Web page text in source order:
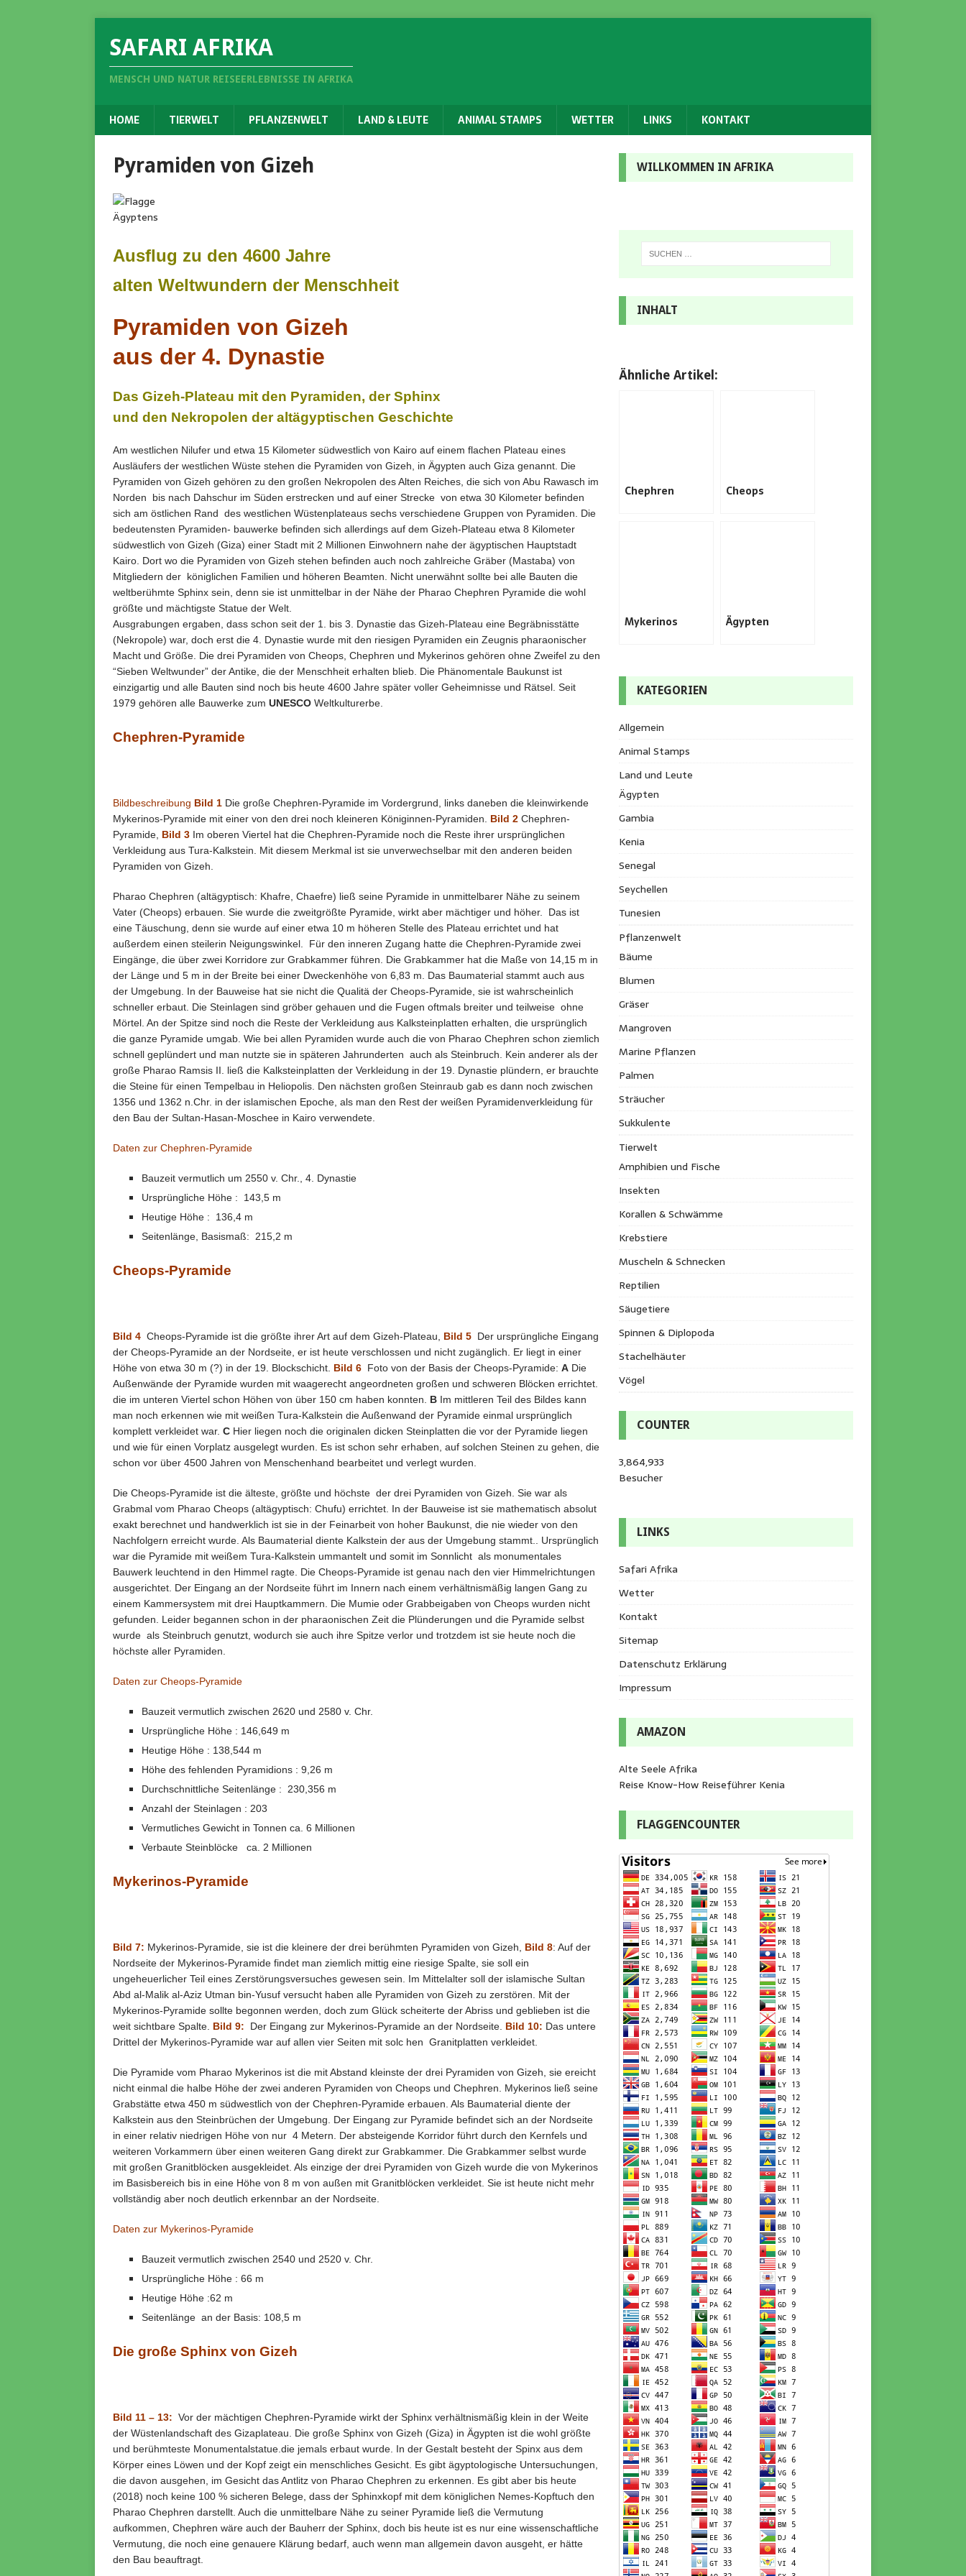
SAFARI AFRIKA
MENSCH UND NATUR REISEERLEBNISSE IN AFRIKA
HOME TIERWELT PFLANZENWELT LAND & LEUTE ANIMAL STAMPS WETTER LINKS KONTAKT
Pyramiden von Gizeh
Ausflug zu den 4600 Jahre
alten Weltwundern der Menschheit
Pyramiden von Gizeh
aus der 4. Dynastie
Das Gizeh-Plateau mit den Pyramiden, der Sphinx
und den Nekropolen der altägyptischen Geschichte
Am westlichen Nilufer und etwa 15 Kilometer südwestlich von Kairo auf einem flachen Plateau eines
Ausläufers der westlichen Wüste stehen die Pyramiden von Gizeh, in Ägypten auch Giza genannt. Die
Pyramiden von Gizeh gehören zu den großen Nekropolen des Alten Reiches, die sich von Abu Rawasch im
Norden bis nach Dahschur im Süden erstrecken und auf einer Strecke von etwa 30 Kilometer befinden
sich am östlichen Rand des westlichen Wüstenplateaus sechs verschiedene Gruppen von Pyramiden. Die
bedeutensten Pyramiden- bauwerke befinden sich allerdings auf dem Gizeh-Plateau etwa 8 Kilometer
südwestlich von Gizeh (Giza) einer Stadt mit 2 Millionen Einwohnern nahe der ägyptischen Hauptstadt
Kairo. Dort wo die Pyramiden von Gizeh stehen befinden auch noch zahlreiche Gräber (Mastaba) von
Mitgliedern der königlichen Familien und höheren Beamten. Nicht unerwähnt sollte bei alle Bauten die
weltberühmte Sphinx sein, denn sie ist unmittelbar in der Nähe der Pharao Chephren Pyramide die wohl
größte und mächtigste Statue der Welt.
Ausgrabungen ergaben, dass schon seit der 1. bis 3. Dynastie das Gizeh-Plateau eine Begräbnisstätte
(Nekropole) war, doch erst die 4. Dynastie wurde mit den riesigen Pyramiden ein Zeugnis pharaonischer
Macht und Größe. Die drei Pyramiden von Cheops, Chephren und Mykerinos gehören ohne Zweifel zu den
“Sieben Weltwunder” der Antike, die der Menschheit erhalten blieb. Die Phänomentale Baukunst ist
einzigartig und alle Bauten sind noch bis heute 4600 Jahre später voller Geheimnisse und Rätsel. Seit
1979 gehören alle Bauwerke zum UNESCO Weltkulturerbe.
Chephren-Pyramide
Bildbeschreibung Bild 1 Die große Chephren-Pyramide im Vordergrund, links daneben die kleinwirkende
Mykerinos-Pyramide mit einer von den drei noch kleineren Königinnen-Pyramiden. Bild 2 Chephren-
Pyramide, Bild 3 Im oberen Viertel hat die Chephren-Pyramide noch die Reste ihrer ursprünglichen
Verkleidung aus Tura-Kalkstein. Mit diesem Merkmal ist sie unverwechselbar mit den anderen beiden
Pyramiden von Gizeh.
Pharao Chephren (altägyptisch: Khafre, Chaefre) ließ seine Pyramide in unmittelbarer Nähe zu seinem
Vater (Cheops) erbauen. Sie wurde die zweitgrößte Pyramide, wirkt aber mächtiger und höher. Das ist
eine Täuschung, denn sie wurde auf einer etwa 10 m höheren Stelle des Plateau errichtet und hat
außerdem einen steilerin Neigungswinkel. Für den inneren Zugang hatte die Chephren-Pyramide zwei
Eingänge, die über zwei Korridore zur Grabkammer führen. Die Grabkammer hat die Maße von 14,15 m in
der Länge und 5 m in der Breite bei einer Dweckenhöhe von 6,83 m. Das Baumaterial stammt auch aus
der Umgebung. In der Bauweise hat sie nicht die Qualitä der Cheops-Pyramide, sie ist wahrscheinlich
schneller erbaut. Die Steinlagen sind gröber gehauen und die Fugen oftmals breiter und teilweise ohne
Mörtel. An der Spitze sind noch die Reste der Verkleidung aus Kalksteinplatten erhalten, die ursprünglich
die ganze Pyramide umgab. Wie bei allen Pyramiden wurde auch die von Pharao Chephren schon ziemlich
schnell geplündert und man nutzte sie in späteren Jahrunderten auch als Steinbruch. Kein anderer als der
große Pharao Ramsis II. ließ die Kalksteinplatten der Verkleidung in der 19. Dynastie plündern, er brauchte
die Steine für einen Tempelbau in Heliopolis. Den nächsten großen Steinraub gab es dann noch zwischen
1356 und 1362 n.Chr. in der islamischen Epoche, als man den Rest der weißen Pyramidenverkleidung für
den Bau der Sultan-Hasan-Moschee in Kairo verwendete.
Daten zur Chephren-Pyramide
Bauzeit vermutlich um 2550 v. Chr., 4. Dynastie
Ursprüngliche Höhe : 143,5 m
Heutige Höhe : 136,4 m
Seitenlänge, Basismaß: 215,2 m
Cheops-Pyramide
Bild 4 Cheops-Pyramide ist die größte ihrer Art auf dem Gizeh-Plateau, Bild 5 Der ursprüngliche Eingang
der Cheops-Pyramide an der Nordseite, er ist heute verschlossen und nicht zugänglich. Er liegt in einer
Höhe von etwa 30 m (?) in der 19. Blockschicht. Bild 6 Foto von der Basis der Cheops-Pyramide: A Die
Außenwände der Pyramide wurden mit waagerecht angeordneten großen und schweren Blöcken errichtet.
die im unteren Viertel schon Höhen von über 150 cm haben konnten. B Im mittleren Teil des Bildes kann
man noch erkennen wie mit weißen Tura-Kalkstein die Außenwand der Pyramide einmal ursprünglich
komplett verkleidet war. C Hier liegen noch die originalen dicken Steinplatten die vor der Pyramide liegen
und wie für einen Vorplatz ausgelegt wurden. Es ist schon sehr erhaben, auf solchen Steinen zu gehen, die
schon vor über 4500 Jahren von Menschenhand bearbeitet und verlegt wurden.
Die Cheops-Pyramide ist die älteste, größte und höchste der drei Pyramiden von Gizeh. Sie war als
Grabmal vom Pharao Cheops (altägyptisch: Chufu) errichtet. In der Bauweise ist sie mathematisch absolut
exakt berechnet und handwerklich ist sie in der Feinarbeit von hoher Baukunst, die nie wieder von den
Nachfolgern erreicht wurde. Als Baumaterial diente Kalkstein der aus der Umgebung stammt.. Ursprünglich
war die Pyramide mit weißem Tura-Kalkstein ummantelt und somit im Sonnlicht als monumentales
Bauwerk leuchtend in den Himmel ragte. Die Cheops-Pyramide ist genau nach den vier Himmelrichtungen
ausgerichtet. Der Eingang an der Nordseite führt im Innern nach einem verhältnismäßig langen Gang zu
einem Kammersystem mit drei Hauptkammern. Die Mumie oder Grabbeigaben von Cheops wurden nicht
gefunden. Leider begannen schon in der pharaonischen Zeit die Plünderungen und die Pyramide selbst
wurde als Steinbruch genutzt, wodurch sie auch ihre Spitze verlor und trotzdem ist sie heute noch die
höchste aller Pyramiden.
Daten zur Cheops-Pyramide
Bauzeit vermutlich zwischen 2620 und 2580 v. Chr.
Ursprüngliche Höhe : 146,649 m
Heutige Höhe : 138,544 m
Höhe des fehlenden Pyramidions : 9,26 m
Durchschnittliche Seitenlänge : 230,356 m
Anzahl der Steinlagen : 203
Vermutliches Gewicht in Tonnen ca. 6 Millionen
Verbaute Steinblöcke ca. 2 Millionen
Mykerinos-Pyramide
Bild 7: Mykerinos-Pyramide, sie ist die kleinere der drei berühmten Pyramiden von Gizeh, Bild 8: Auf der
Nordseite der Mykerinos-Pyramide findet man ziemlich mittig eine riesige Spalte, sie soll ein
ungeheuerlicher Teil eines Zerstörungsversuches gewesen sein. Im Mittelalter soll der islamische Sultan
Abd al-Malik al-Aziz Utman bin-Yusuf versucht haben alle Pyramiden von Gizeh zu zerstören. Mit der
Mykerinos-Pyramide sollte begonnen werden, doch zum Glück scheiterte der Abriss und geblieben ist die
weit sichtbare Spalte. Bild 9: Der Eingang zur Mykerinos-Pyramide an der Nordseite. Bild 10: Das untere
Drittel der Mykerinos-Pyramide war auf allen vier Seiten mit solc hen Granitplatten verkleidet.
Die Pyramide vom Pharao Mykerinos ist die mit Abstand kleinste der drei Pyramiden von Gizeh, sie ereicht
nicht einmal die halbe Höhe der zwei anderen Pyramiden von Cheops und Chephren. Mykerinos ließ seine
Grabstätte etwa 450 m südwestlich von der Chephren-Pyramide erbauen. Als Baumaterial diente der
Kalkstein aus den Steinbrüchen der Umgebung. Der Eingang zur Pyramide befindet sich an der Nordseite
in einer relativ niedrigen Höhe von nur 4 Metern. Der absteigende Korridor führt durch den Kernfels und
weiteren Vorkammern über einen weiteren Gang direkt zur Grabkammer. Die Grabkammer selbst wurde
mit großen Granitblöcken ausgekleidet. Als einzige der drei Pyramiden von Gizeh wurde die von Mykerinos
im Basisbereich bis in eine Höhe von 8 m von außen mit Granitblöcken verkleidet. Sie ist heute nicht mehr
vollständig aber noch deutlich erkennbar an der Nordseite.
Daten zur Mykerinos-Pyramide
Bauzeit vermutlich zwischen 2540 und 2520 v. Chr.
Ursprüngliche Höhe : 66 m
Heutige Höhe :62 m
Seitenlänge an der Basis: 108,5 m
Die große Sphinx von Gizeh
Bild 11 – 13: Vor der mächtigen Chephren-Pyramide wirkt der Sphinx verhältnismäßig klein in der Weite
der Wüstenlandschaft des Gizaplateau. Die große Sphinx von Gizeh (Giza) in Ägypten ist die wohl größte
und berühmteste Monumentalstatue.die jemals erbaut wurde. In der Gestalt besteht der Spinx aus dem
Körper eines Löwen und der Kopf zeigt ein menschliches Gesicht. Es gibt ägyptologische Untersuchungen,
die davon ausgehen, im Gesicht das Antlitz von Pharao Chephren zu erkennen. Es gibt aber bis heute
(2018) noch keine 100 % sicheren Belege, dass der Sphinxkopf mit dem königlichen Nemes-Kopftuch den
Pharao Chephren darstellt. Auch die unmittelbare Nähe zu seiner Pyramide ließ die Vermutung
aufkommen, Chephren wäre auch der Bauherr der Sphinx, doch bis heute ist es nur eine wissenschaftliche
Vermutung, die noch eine genauere Klärung bedarf, auch wenn man allgemein davon ausgeht, er hätte
den Bau beauftragt.
WILLKOMMEN IN AFRIKA
INHALT
Ähnliche Artikel:
Chephren Cheops
Mykerinos Ägypten
KATEGORIEN
Allgemein
Animal Stamps
Land und Leute
Ägypten
Gambia
Kenia
Senegal
Seychellen
Tunesien
Pflanzenwelt
Bäume
Blumen
Gräser
Mangroven
Marine Pflanzen
Palmen
Sträucher
Sukkulente
Tierwelt
Amphibien und Fische
Insekten
Korallen & Schwämme
Krebstiere
Muscheln & Schnecken
Reptilien
Säugetiere
Spinnen & Diplopoda
Stachelhäuter
Vögel
COUNTER
3,864,933
Besucher
LINKS
Safari Afrika
Wetter
Kontakt
Sitemap
Datenschutz Erklärung
Impressum
AMAZON
Alte Seele Afrika
Reise Know-How Reiseführer Kenia
FLAGGENCOUNTER